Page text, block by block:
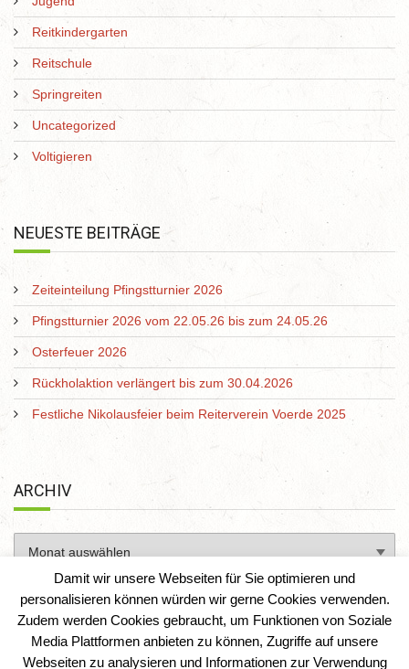
Reitkindergarten
Reitschule
Springreiten
Uncategorized
Voltigieren
NEUESTE BEITRÄGE
Zeiteinteilung Pfingstturnier 2026
Pfingstturnier 2026 vom 22.05.26 bis zum 24.05.26
Osterfeuer 2026
Rückholaktion verlängert bis zum 30.04.2026
Festliche Nikolausfeier beim Reiterverein Voerde 2025
ARCHIV
Damit wir unsere Webseiten für Sie optimieren und
personalisieren können würden wir gerne Cookies verwenden.
Zudem werden Cookies gebraucht, um Funktionen von Soziale
Media Plattformen anbieten zu können, Zugriffe auf unsere
Webseiten zu analysieren und Informationen zur Verwendung